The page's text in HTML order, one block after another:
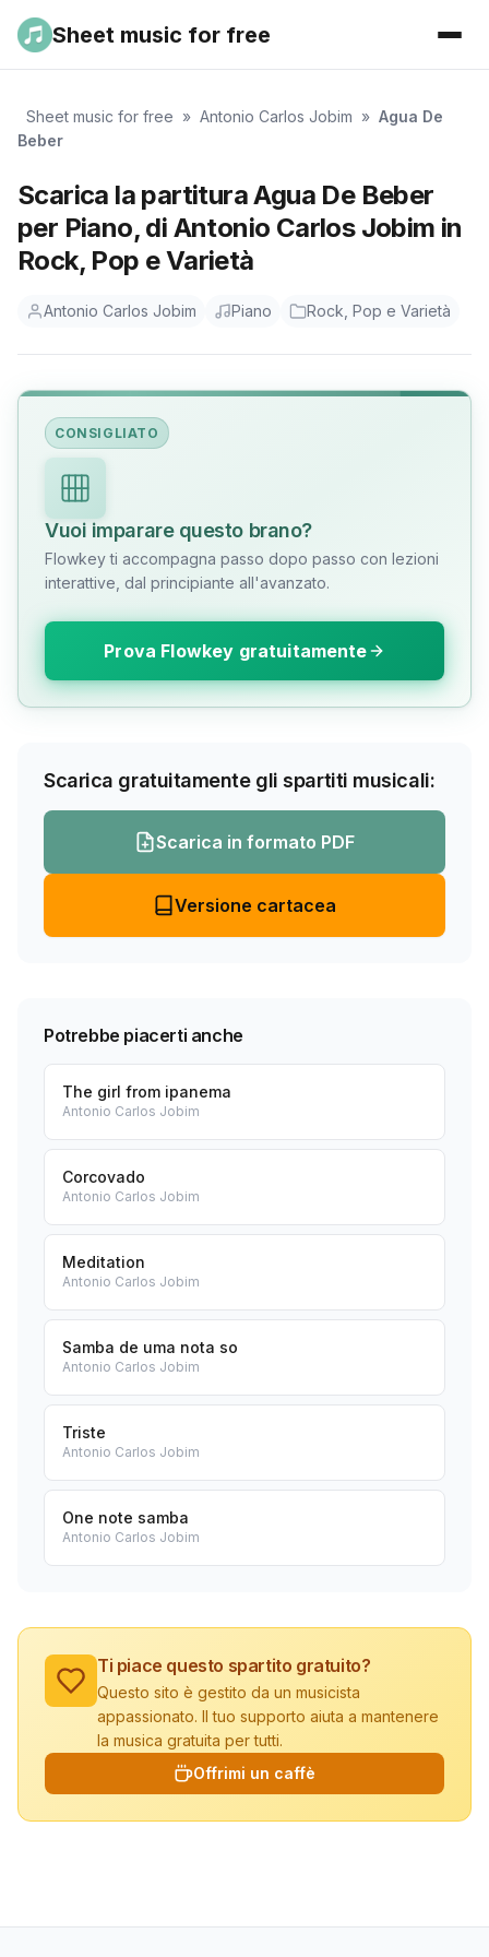
Sheet music for free
Sheet music for free » Antonio Carlos Jobim » Agua De
Beber
Scarica la partitura Agua De Beber
per Piano, di Antonio Carlos Jobim in
Rock, Pop e Varietà
Antonio Carlos Jobim Piano Rock, Pop e Varietà
CONSIGLIATO
Vuoi imparare questo brano?
Flowkey ti accompagna passo dopo passo con lezioni
interattive, dal principiante all'avanzato.
Prova Flowkey gratuitamente
Scarica gratuitamente gli spartiti musicali:
Scarica in formato PDF
Versione cartacea
Potrebbe piacerti anche
The girl from ipanema
Antonio Carlos Jobim
Corcovado
Antonio Carlos Jobim
Meditation
Antonio Carlos Jobim
Samba de uma nota so
Antonio Carlos Jobim
Triste
Antonio Carlos Jobim
One note samba
Antonio Carlos Jobim
Ti piace questo spartito gratuito?
Questo sito è gestito da un musicista
appassionato. Il tuo supporto aiuta a mantenere
la musica gratuita per tutti.
Offrimi un caffè